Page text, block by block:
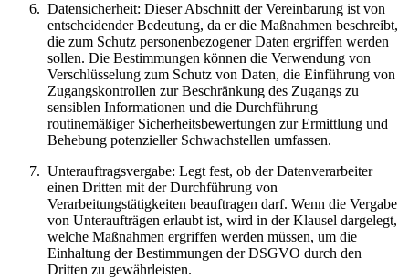
Datensicherheit: Dieser Abschnitt der Vereinbarung ist von
entscheidender Bedeutung, da er die Maßnahmen beschreibt,
die zum Schutz personenbezogener Daten ergriffen werden
sollen. Die Bestimmungen können die Verwendung von
Verschlüsselung zum Schutz von Daten, die Einführung von
Zugangskontrollen zur Beschränkung des Zugangs zu
sensiblen Informationen und die Durchführung
routinemäßiger Sicherheitsbewertungen zur Ermittlung und
Behebung potenzieller Schwachstellen umfassen.
Unterauftragsvergabe: Legt fest, ob der Datenverarbeiter
einen Dritten mit der Durchführung von
Verarbeitungstätigkeiten beauftragen darf. Wenn die Vergabe
von Unteraufträgen erlaubt ist, wird in der Klausel dargelegt,
welche Maßnahmen ergriffen werden müssen, um die
Einhaltung der Bestimmungen der DSGVO durch den
Dritten zu gewährleisten.